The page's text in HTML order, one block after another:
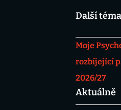
Další
Moje
rozbíjející
2026/27
Aktuálně